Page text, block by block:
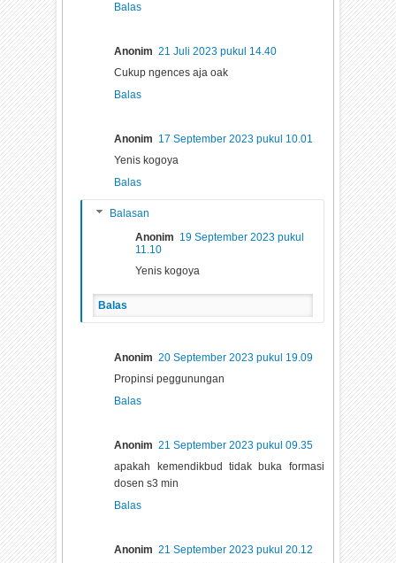
Balas
Anonim 21 Juli 2023 pukul 14.40
Cukup ngences aja oak
Balas
Anonim 17 September 2023 pukul 10.01
Yenis kogoya
Balas
Balasan
Anonim 19 September 2023 pukul
11.10
Yenis kogoya
Balas
Anonim 20 September 2023 pukul 19.09
Propinsi peggunungan
Balas
Anonim 21 September 2023 pukul 09.35
apakah kemendikbud tidak buka formasi
dosen s3 min
Balas
Anonim 21 September 2023 pukul 20.12